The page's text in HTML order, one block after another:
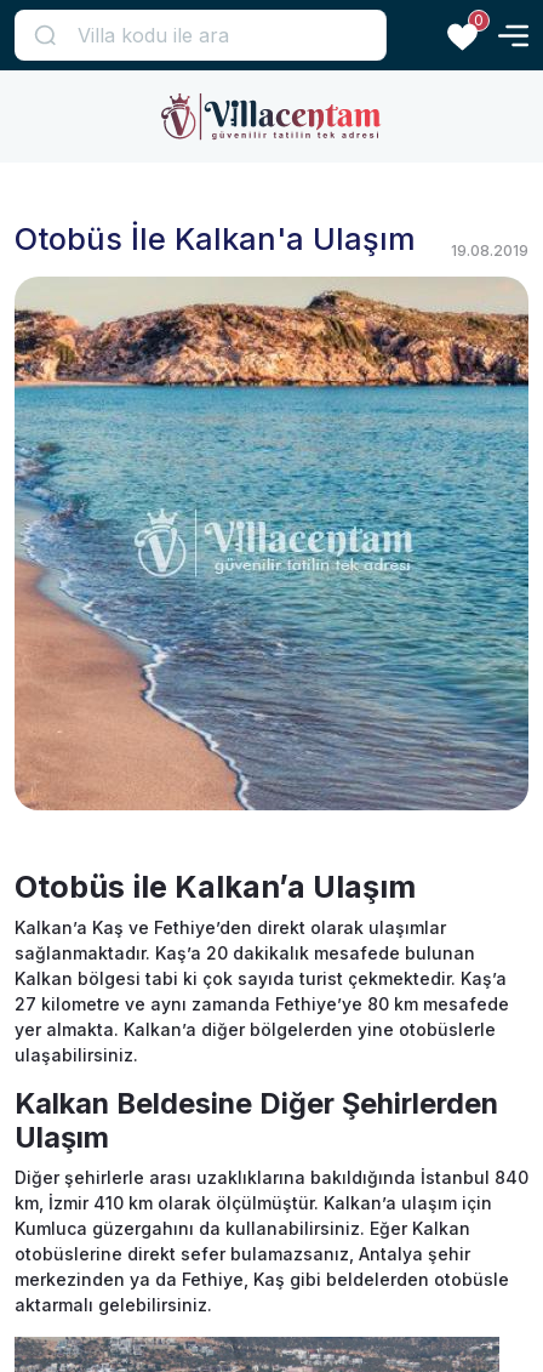
0
Otobüs İle Kalkan'a Ulaşım 19.08.2019
Otobüs ile Kalkan’a Ulaşım
Kalkan’a Kaş ve Fethiye’den direkt olarak ulaşımlar
sağlanmaktadır. Kaş’a 20 dakikalık mesafede bulunan
Kalkan bölgesi tabi ki çok sayıda turist çekmektedir. Kaş’a
27 kilometre ve aynı zamanda Fethiye’ye 80 km mesafede
yer almakta. Kalkan’a diğer bölgelerden yine otobüslerle
ulaşabilirsiniz.
Kalkan Beldesine Diğer Şehirlerden
Ulaşım
Diğer şehirlerle arası uzaklıklarına bakıldığında İstanbul 840
km, İzmir 410 km olarak ölçülmüştür. Kalkan’a ulaşım için
Kumluca güzergahını da kullanabilirsiniz. Eğer Kalkan
otobüslerine direkt sefer bulamazsanız, Antalya şehir
merkezinden ya da Fethiye, Kaş gibi beldelerden otobüsle
aktarmalı gelebilirsiniz.